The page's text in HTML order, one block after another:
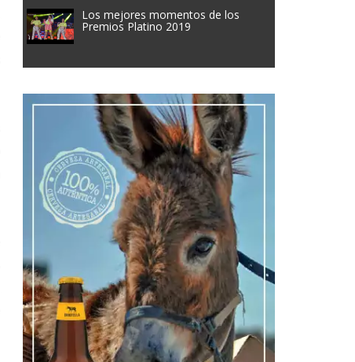
Los mejores momentos de los
Premios Platino 2019